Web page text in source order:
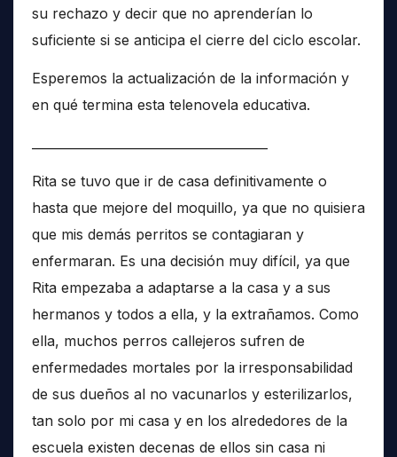
su rechazo y decir que no aprenderían lo
suficiente si se anticipa el cierre del ciclo escolar.
Esperemos la actualización de la información y
en qué termina esta telenovela educativa.
Rita se tuvo que ir de casa definitivamente o
hasta que mejore del moquillo, ya que no quisiera
que mis demás perritos se contagiaran y
enfermaran. Es una decisión muy difícil, ya que
Rita empezaba a adaptarse a la casa y a sus
hermanos y todos a ella, y la extrañamos. Como
ella, muchos perros callejeros sufren de
enfermedades mortales por la irresponsabilidad
de sus dueños al no vacunarlos y esterilizarlos,
tan solo por mi casa y en los alrededores de la
escuela existen decenas de ellos sin casa ni